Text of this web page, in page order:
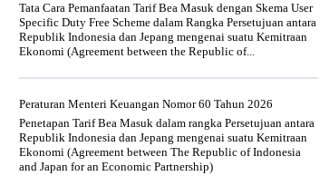
Tata Cara Pemanfaatan Tarif Bea Masuk dengan Skema User
Specific Duty Free Scheme dalam Rangka Persetujuan antara
Republik Indonesia dan Jepang mengenai suatu Kemitraan
Ekonomi (Agreement between the Republic of...
Peraturan Menteri Keuangan Nomor 60 Tahun 2026
Penetapan Tarif Bea Masuk dalam rangka Persetujuan antara
Republik Indonesia dan Jepang mengenai suatu Kemitraan
Ekonomi (Agreement between The Republic of Indonesia
and Japan for an Economic Partnership)